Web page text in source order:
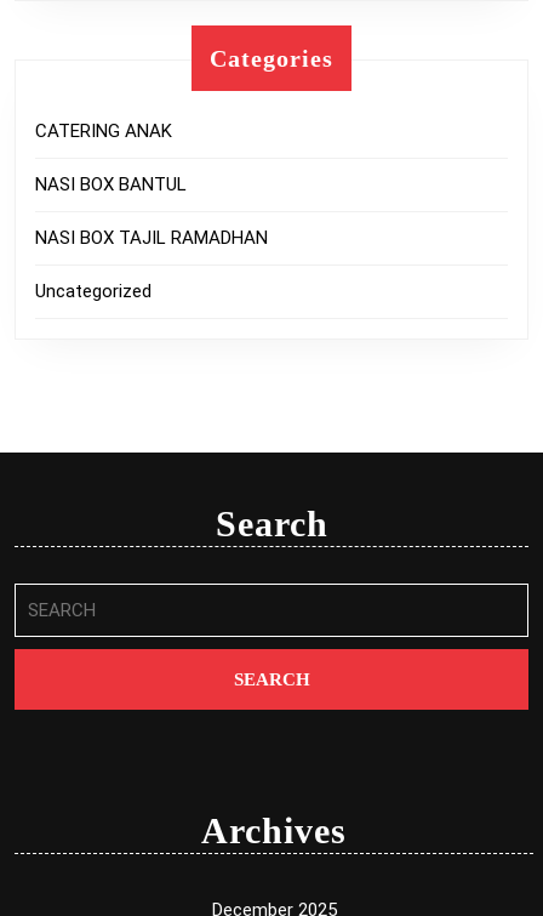
Categories
CATERING ANAK
NASI BOX BANTUL
NASI BOX TAJIL RAMADHAN
Uncategorized
Search
for:
Archives
December 2025